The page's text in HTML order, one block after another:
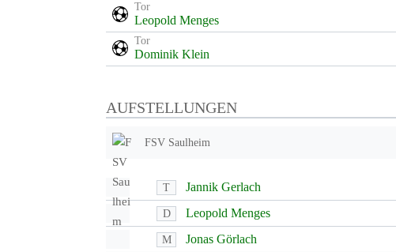
Tor
Leopold Menges
Tor
Dominik Klein
AUFSTELLUNGEN
FSV Saulheim
T Jannik Gerlach
D Leopold Menges
M Jonas Görlach